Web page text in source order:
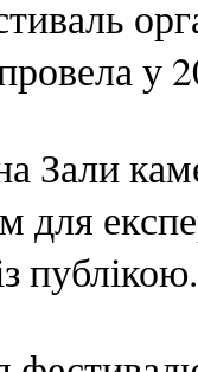
у
Зали
для
публікою.